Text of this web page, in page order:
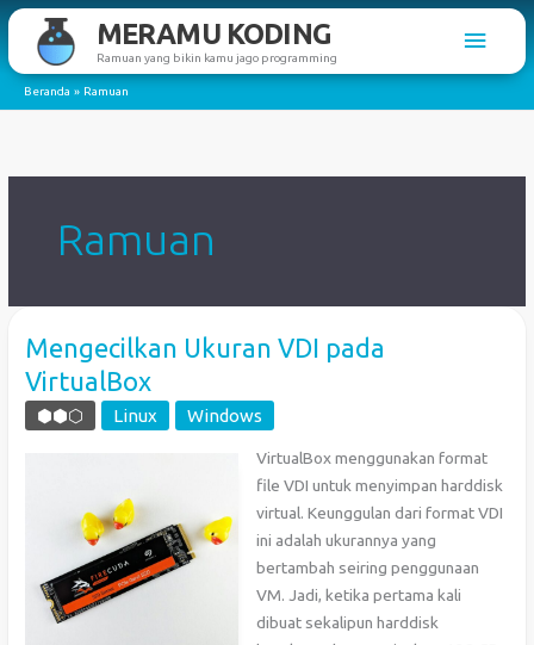
Lewati
konten
MERAMU KODING
Ramuan yang bikin kamu jago programming
Menu
Beranda Ramuan
Ramuan
Mengecilkan Ukuran VDI pada
VirtualBox
⬢⬢⬡ Linux Windows
VirtualBox menggunakan format
file VDI untuk menyimpan harddisk
virtual. Keunggulan dari format VDI
ini adalah ukurannya yang
bertambah seiring penggunaan
VM. Jadi, ketika pertama kali
dibuat sekalipun harddisk